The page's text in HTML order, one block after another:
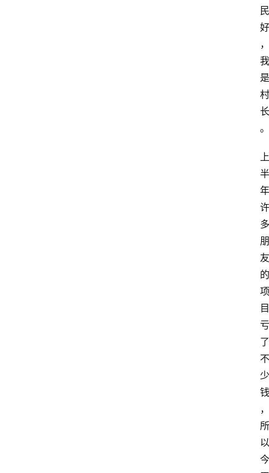
民
好
，
我
是
村
长
。
上
半
年
许
多
朋
友
的
项
目
亏
了
不
少
钱
，
所
以
今